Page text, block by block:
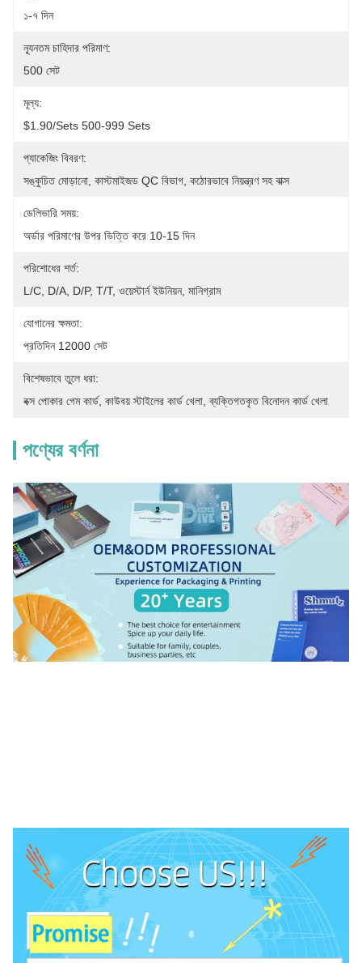
১-৭ দিন
ন্যূনতম চাহিদার পরিমাণ:
500 সেট
মূল্য:
$1.90/sets 500-999 Sets
প্যাকেজিং বিবরণ:
সঙ্কুচিত মোড়ানো, কাস্টমাইজড QC বিভাগ, কঠোরভাবে নিয়ন্ত্রণ সহ বাক্স
ডেলিভারি সময়:
অর্ডার পরিমাণের উপর ভিত্তি করে 10-15 দিন
পরিশোধের শর্ত:
L/C, D/A, D/P, T/T, ওয়েস্টার্ন ইউনিয়ন, মানিগ্রাম
যোগানের ক্ষমতা:
প্রতিদিন 12000 সেট
বিশেষভাবে তুলে ধরা:
বক্স পোকার গেম কার্ড, কাউবয় স্টাইলের কার্ড খেলা , ব্যক্তিগতকৃত বিনোদন কার্ড খেলা
পণ্যের বর্ণনা